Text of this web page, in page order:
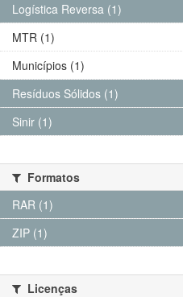
Logística Reversa (1)
MTR (1)
Municípios (1)
Resíduos Sólidos (1)
Sinir (1)
Formatos
RAR (1)
ZIP (1)
Licenças